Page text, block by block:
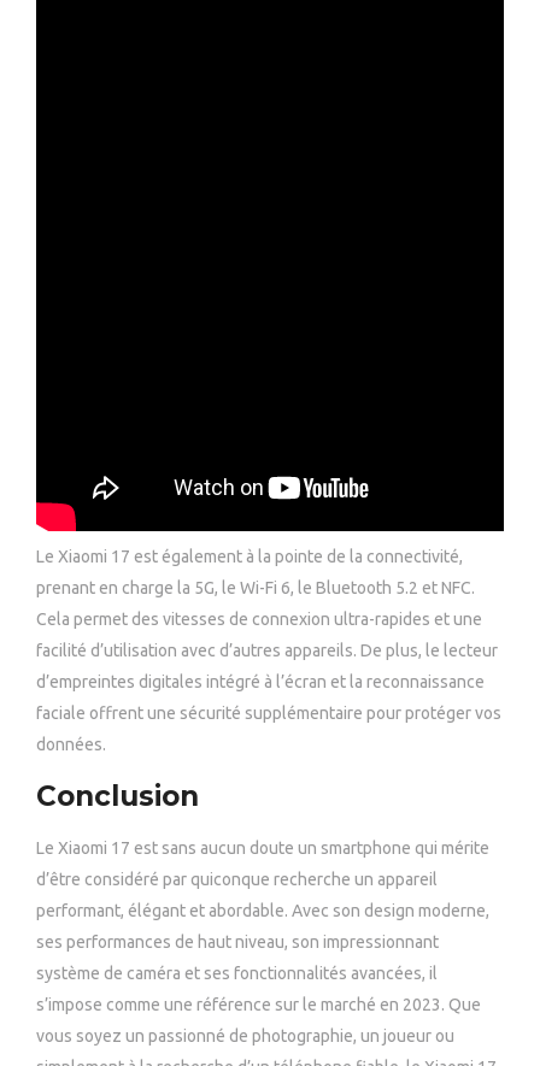
Le Xiaomi 17 est également à la pointe de la connectivité,
prenant en charge la 5G, le Wi-Fi 6, le Bluetooth 5.2 et NFC.
Cela permet des vitesses de connexion ultra-rapides et une
facilité d’utilisation avec d’autres appareils. De plus, le lecteur
d’empreintes digitales intégré à l’écran et la reconnaissance
faciale offrent une sécurité supplémentaire pour protéger vos
données.
Conclusion
Le Xiaomi 17 est sans aucun doute un smartphone qui mérite
d’être considéré par quiconque recherche un appareil
performant, élégant et abordable. Avec son design moderne,
ses performances de haut niveau, son impressionnant
système de caméra et ses fonctionnalités avancées, il
s’impose comme une référence sur le marché en 2023. Que
vous soyez un passionné de photographie, un joueur ou